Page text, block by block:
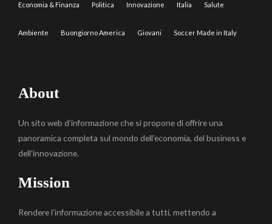
Economia & Finanza Politica Innovazione Italia Salute
Ambiente Buongiorno America Giovani Soccer Made in Italy
About
Un sito web d’informazione che si propone di offrire una
panoramica completa sul mondo dell’economia, del business e
dell’innovazione.
Mission
Rendere l’informazione accessibile a tutti, mettendo a